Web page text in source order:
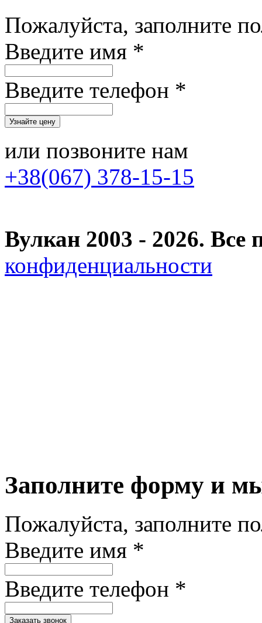
Пожалуйста, заполните
Введите имя *
Введите телефон *
или позвоните нам
+38(067) 378-15-15
Вулкан 2003 - 2026.
конфиденциальности
Заполните форму и
Пожалуйста, заполните
Введите имя *
Введите телефон *